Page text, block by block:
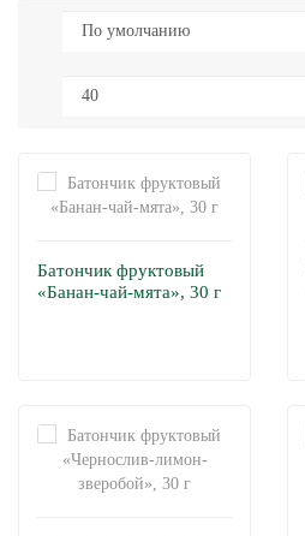
Батончик фруктовый
«Банан-чай-мята», 30 г